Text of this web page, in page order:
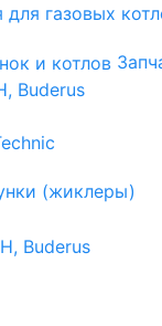
газовых
Buderus
(жиклеры)
Buderus